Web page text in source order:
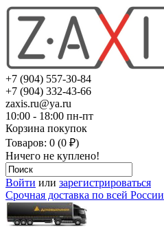
+7 (904) 557-30-84
+7 (904) 332-43-66
zaxis.ru@ya.ru
10:00 - 18:00 пн-пт
Корзина покупок
Товаров: 0 (0 ₽)
Ничего не куплено!
Войти или зарегистрироваться
Срочная доставка по всей России